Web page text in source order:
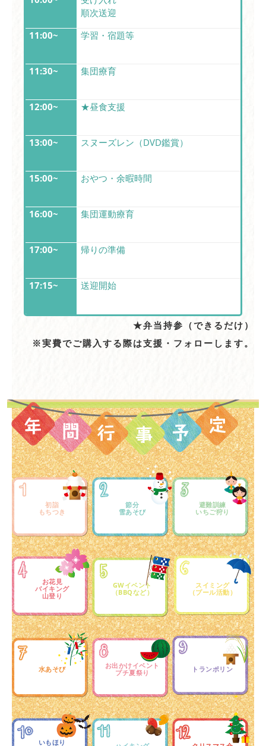
順次送迎
11:00~
学習・宿題等
11:30~ 集団療育
12:00~ ★昼食支援
13:00~ スヌーズレン（DVD鑑賞）
15:00~ おやつ・余暇時間
16:00~ 集団運動療育
17:00~ 帰りの準備
17:15~ 送迎開始
★弁当持参（できるだけ）
※実費でご購入する際は支援・フォローします。
初詣
もちつき
節分
雪あそび
避難訓練
いちご狩り
お花見
バイキング
山登り
GWイベント
（BBQなど）
スイミング
（プール活動）
水あそび
お出かけイベント
プチ夏祭り
トランポリン
いもほり